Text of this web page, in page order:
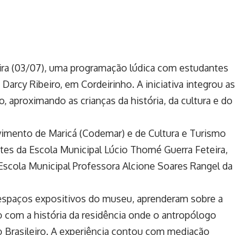
(03/07), uma programação lúdica com estudantes
Ribeiro, em Cordeirinho. A iniciativa integrou as
aproximando as crianças da história, da cultura e do
de Maricá (Codemar) e de Cultura e Turismo
da Escola Municipal Lúcio Thomé Guerra Feteira,
Municipal Professora Alcione Soares Rangel da
expositivos do museu, aprenderam sobre a
a história da residência onde o antropólogo
A experiência contou com mediação